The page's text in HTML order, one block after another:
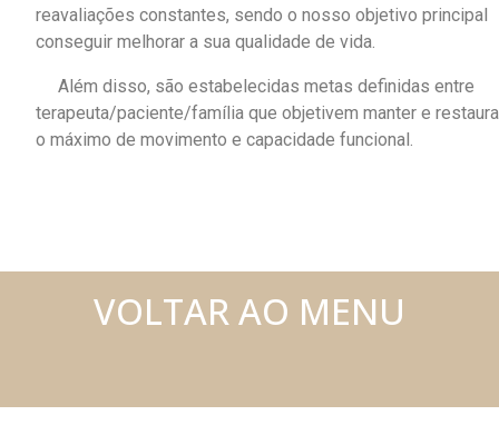
reavaliações constantes, sendo o nosso objetivo principal
conseguir melhorar a sua qualidade de vida.
Além disso, são estabelecidas metas definidas entre
terapeuta/paciente/família que objetivem manter e
o máximo de movimento e capacidade funcional.
VOLTAR AO MENU